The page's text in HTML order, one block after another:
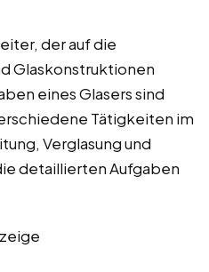
der auf die
Glaskonstruktionen
eines Glasers sind
Tätigkeiten im
Verglasung und
detaillierten Aufgaben